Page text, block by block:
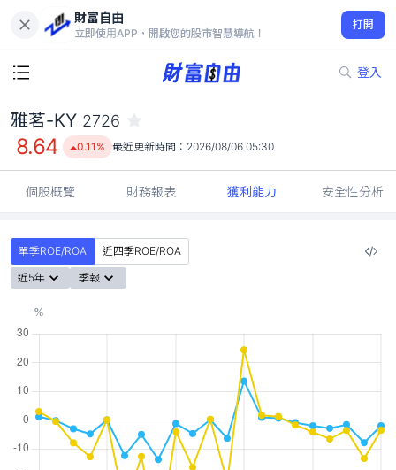
財富自由
立即使用APP，開啟您的股市智慧導航！
打開
登入
8.64
0.11%
雅茗-KY 2726
8.64 0.11% 最近更新時間： 2026/08/06 05:30
個股概覽 財務報表 獲利能力 安全性分析
單季ROE/ROA
近四季ROE/ROA
近5年
季報